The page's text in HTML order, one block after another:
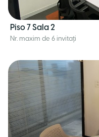
Piso 7 Sala 2
Nr. maxim de 6 invitați